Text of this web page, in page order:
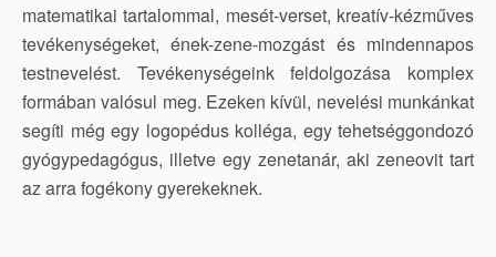
matematikai tartalommal, mesét-verset, kreatív-kézműves
tevékenységeket, ének-zene-mozgást és mindennapos
testnevelést. Tevékenységeink feldolgozása komplex
formában valósul meg. Ezeken kívül, nevelési munkánkat
segíti még egy logopédus kolléga, egy tehetséggondozó
gyógypedagógus, illetve egy zenetanár, aki zeneovit tart
az arra fogékony gyerekeknek.